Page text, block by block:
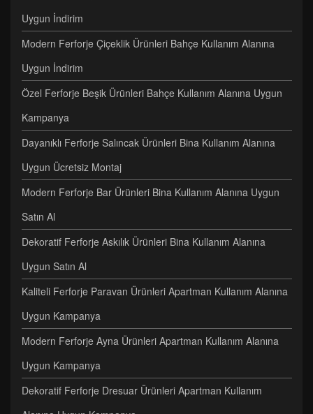
Uygun İndirim
Modern Ferforje Çiçeklik Ürünleri Bahçe Kullanım Alanına
Uygun İndirim
Özel Ferforje Beşik Ürünleri Bahçe Kullanım Alanına Uygun
Kampanya
Dayanıklı Ferforje Salıncak Ürünleri Bina Kullanım Alanına
Uygun Ücretsiz Montaj
Modern Ferforje Bar Ürünleri Bina Kullanım Alanına Uygun
Satın Al
Dekoratif Ferforje Askılık Ürünleri Bina Kullanım Alanına
Uygun Satın Al
Kaliteli Ferforje Paravan Ürünleri Apartman Kullanım Alanına
Uygun Kampanya
Modern Ferforje Ayna Ürünleri Apartman Kullanım Alanına
Uygun Kampanya
Dekoratif Ferforje Dresuar Ürünleri Apartman Kullanım